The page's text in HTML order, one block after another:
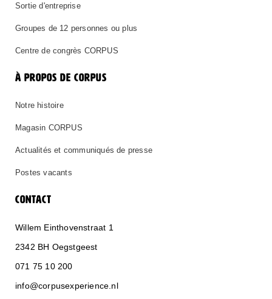
Sortie d'entreprise
Groupes de 12 personnes ou plus
Centre de congrès CORPUS
À PROPOS DE CORPUS
Notre histoire
Magasin CORPUS
Actualités et communiqués de presse
Postes vacants
CONTACT
Willem Einthovenstraat 1
2342 BH Oegstgeest
071 75 10 200
info@corpusexperience.nl